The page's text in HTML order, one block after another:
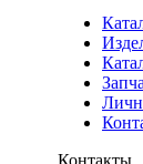
Контакты